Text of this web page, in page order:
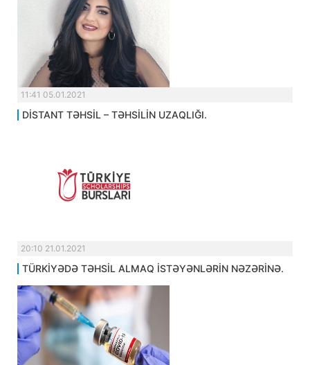
11:41 05.01.2021
DİSTANT TƏHSİL – TƏHSİLİN UZAQLIĞI.
20:10 21.01.2021
TÜRKİYƏDƏ TƏHSİL ALMAQ İSTƏYƏNLƏRİN NƏZƏRİNƏ.